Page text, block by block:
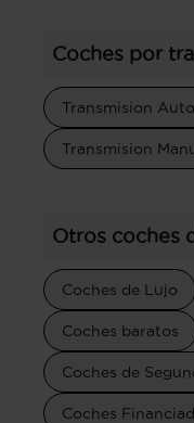
Coches por
Transmision
Transmision
Otros coches
Coches de Lujo
Coches baratos
Coches de
Coches